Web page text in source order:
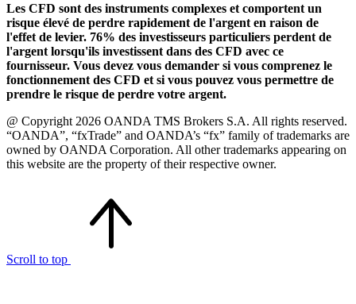
Les CFD sont des instruments complexes et comportent un
risque élevé de perdre rapidement de l'argent en raison de
l'effet de levier. 76% des investisseurs particuliers perdent de
l'argent lorsqu'ils investissent dans des CFD avec ce
fournisseur. Vous devez vous demander si vous comprenez le
fonctionnement des CFD et si vous pouvez vous permettre de
prendre le risque de perdre votre argent.
@ Copyright 2026 OANDA TMS Brokers S.A. All rights reserved.
“OANDA”, “fxTrade” and OANDA’s “fx” family of trademarks are
owned by OANDA Corporation. All other trademarks appearing on
this website are the property of their respective owner.
Scroll to top